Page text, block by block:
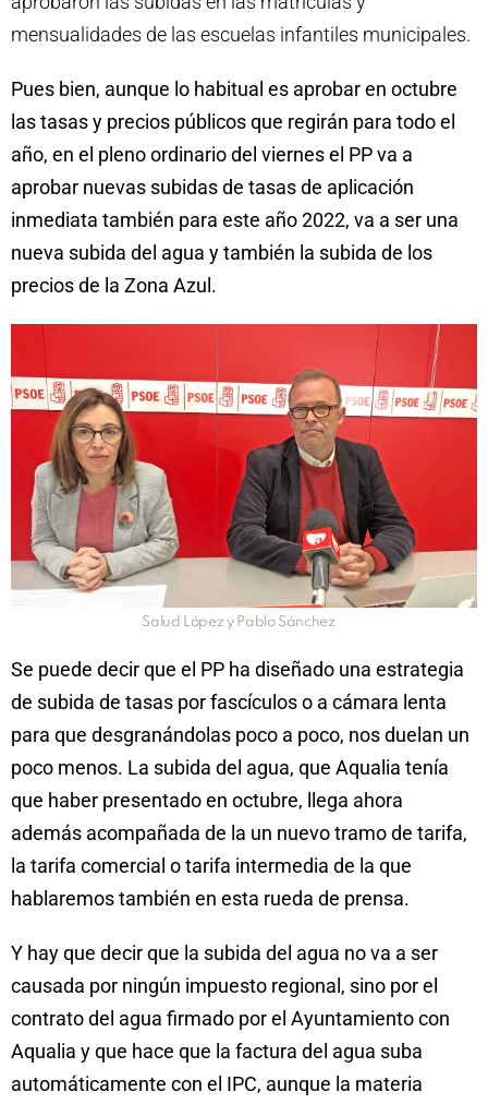
mensualidades de las escuelas infantiles municipales.
Pues bien, aunque lo habitual es aprobar en octubre
las tasas y precios públicos que regirán para todo el
año, en el pleno ordinario del viernes el PP va a
aprobar nuevas subidas de tasas de aplicación
inmediata también para este año 2022, va a ser una
nueva subida del agua y también la subida de los
precios de la Zona Azul.
Salud López y Pablo Sánchez
Se puede decir que el PP ha diseñado una estrategia
de subida de tasas por fascículos o a cámara lenta
para que desgranándolas poco a poco, nos duelan un
poco menos. La subida del agua, que Aqualia tenía
que haber presentado en octubre, llega ahora
además acompañada de la un nuevo tramo de tarifa,
la tarifa comercial o tarifa intermedia de la que
hablaremos también en esta rueda de prensa.
Y hay que decir que la subida del agua no va a ser
causada por ningún impuesto regional, sino por el
contrato del agua firmado por el Ayuntamiento con
Aqualia y que hace que la factura del agua suba
automáticamente con el IPC, aunque la materia